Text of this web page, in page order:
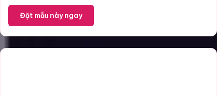
Đặt mẫu này ngay